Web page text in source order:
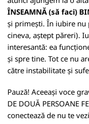
ÎNSEAMNĂ (să faci)
și primești. În iubire nu
cineva, aștept păreri).
interesantă: ea
și spre tine. Tot ce nu
către instabilitate și
Pauză! Aceeași voce
DE DOUĂ PERSOANE
conectează de nu te